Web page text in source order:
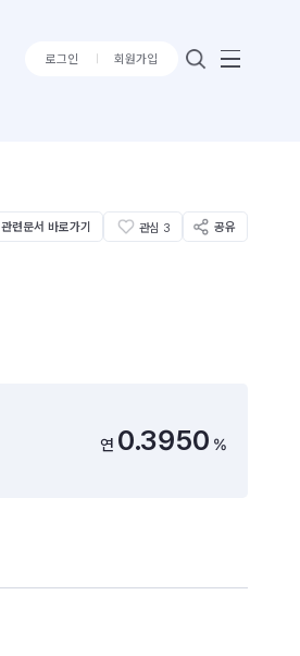
로그인 회원가입
관련문서 바로가기 관심 3 공유
연 0.3950 %